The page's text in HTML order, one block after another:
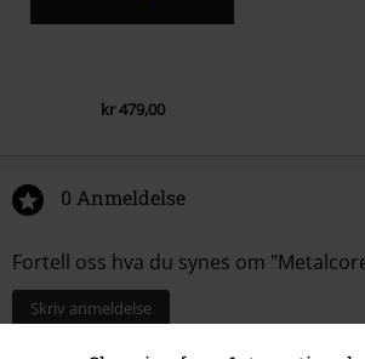
kr 479,00
0 Anmeldelse
Fortell oss hva du synes om
Skriv anmeldelse